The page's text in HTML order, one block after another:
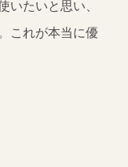
いたいと思い、
これが本当に優